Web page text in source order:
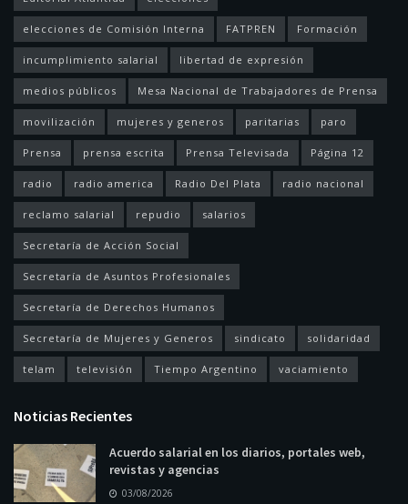
elecciones de Comisión Interna FATPREN Formación
incumplimiento salarial libertad de expresión
medios públicos Mesa Nacional de Trabajadores de Prensa
movilización mujeres y generos paritarias paro
Prensa prensa escrita Prensa Televisada Página 12
radio radio america Radio Del Plata radio nacional
reclamo salarial repudio salarios
Secretaría de Acción Social
Secretaría de Asuntos Profesionales
Secretaría de Derechos Humanos
Secretaría de Mujeres y Generos sindicato solidaridad
telam televisión Tiempo Argentino vaciamiento
Noticias Recientes
Acuerdo salarial en los diarios, portales web,
revistas y agencias
03/08/2026